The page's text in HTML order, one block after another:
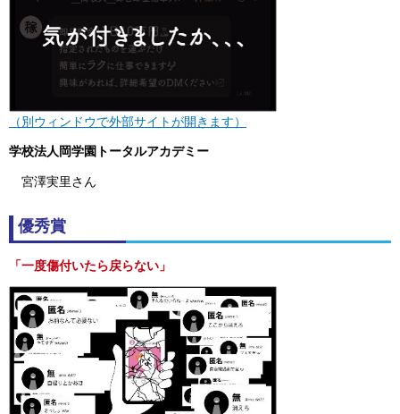
（別ウィンドウで外部サイトが開きます）
学校法人岡学園トータルアカデミー
宮澤実里さん
優秀賞
「一度傷付いたら戻らない」